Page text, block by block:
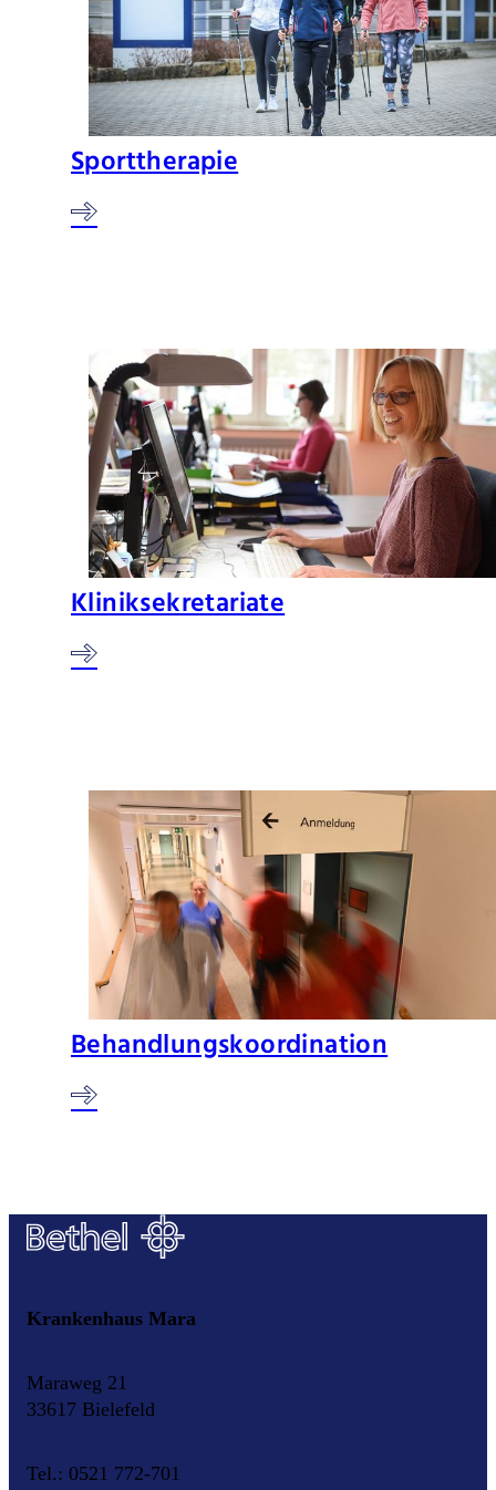
Sporttherapie
Kliniksekretariate
Behandlungskoordination
Krankenhaus Mara
Maraweg 21
33617 Bielefeld
Tel.: 0521 772-701